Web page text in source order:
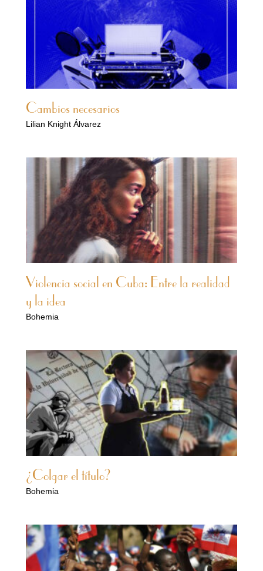
Cambios necesarios
Lilian Knight Álvarez
Violencia social en Cuba: Entre la realidad
y la idea
Bohemia
¿Colgar el título?
Bohemia